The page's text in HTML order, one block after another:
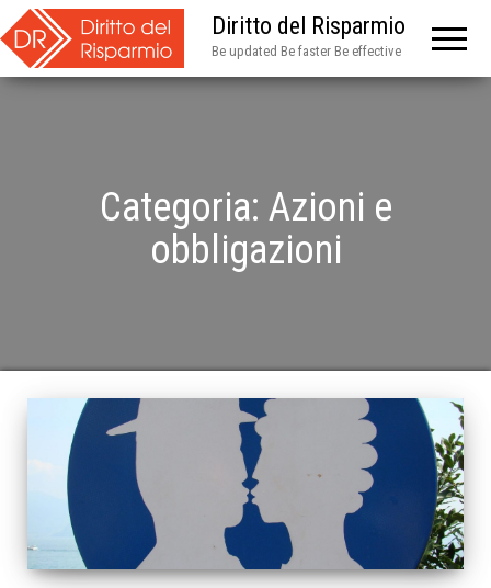
Diritto del Risparmio
Be updated Be faster Be effective
Categoria: Azioni e
obbligazioni